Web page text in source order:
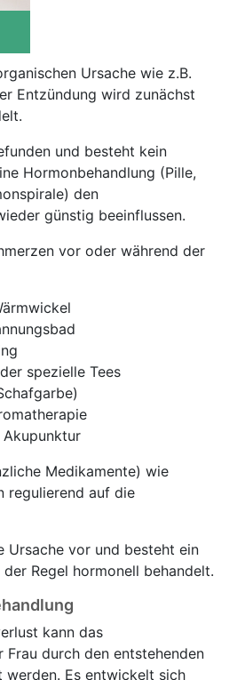
Ursache wie z.B.
Entzündung wird zunächst
und besteht kein
Hormonbehandlung (Pille,
den
günstig beeinflussen.
vor oder während der
spezielle Tees
Medikamente) wie
regulierend auf die
Ursache vor und besteht ein
Regel hormonell behandelt.
kann das
Frau durch den entstehenden
werden. Es entwickelt sich